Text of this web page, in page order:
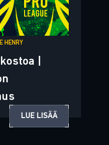
HENRY
|
LUE LISÄÄ